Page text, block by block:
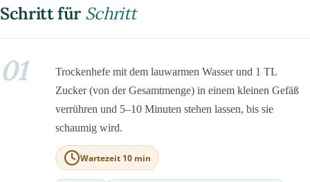
Schritt für Schritt
01
Trockenhefe mit dem lauwarmen Wasser und 1 TL
Zucker (von der Gesamtmenge) in einem kleinen Gefäß
verrühren und 5–10 Minuten stehen lassen, bis sie
schaumig wird.
Wartezeit 10 min